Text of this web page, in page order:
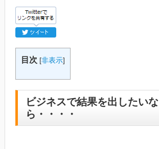
目次 [非表示]
ビジネスで結果を出したいな
ら・・・・